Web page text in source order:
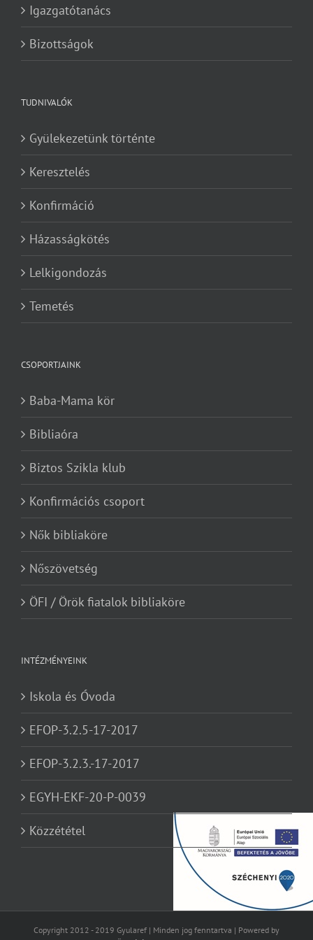
Igazgatótanács
Bizottságok
TUDNIVALÓK
Gyülekezetünk történte
Keresztelés
Konfirmáció
Házasságkötés
Lelkigondozás
Temetés
CSOPORTJAINK
Baba-Mama kör
Bibliaóra
Biztos Szikla klub
Konfirmációs csoport
Nők bibliaköre
Nőszövetség
ÖFI / Örök fiatalok bibliaköre
INTÉZMÉNYEINK
Iskola és Óvoda
EFOP-3.2.5-17-2017
EFOP-3.2.3.-17-2017
EGYH-EKF-20-P-0039
Közzététel
Copyright 2012 - 2019 Gyularef | Minden jog fenntartva | Powered by